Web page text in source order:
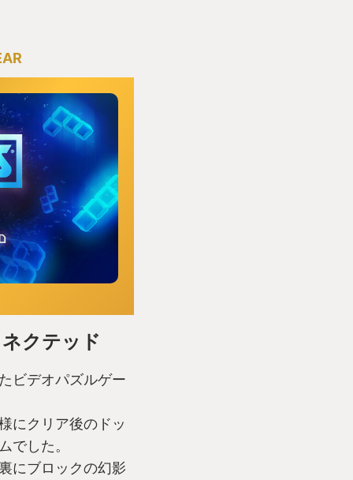
クテッド
ビデオパズルゲー
にクリア後のドッ
でした。
にブロックの幻影